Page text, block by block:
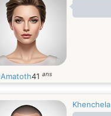
Amatoth41 ans
Khenchela